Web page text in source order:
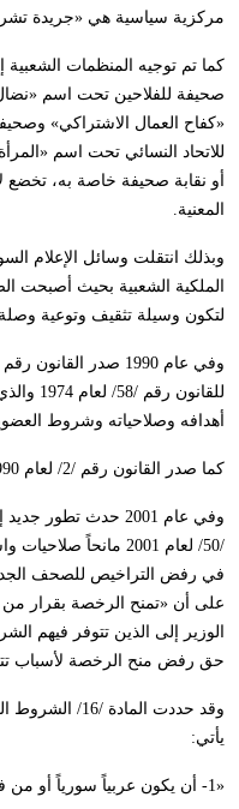
مركزية سياسية هي «جريدة
كما تم توجيه المنظمات
صحيفة للفلاحين تحت اسم
«كفاح العمال الاشتراكي»
للاتحاد النسائي تحت اسم
أو نقابة صحيفة خاصة به، تخضع
المعنية.
وبذلك انتقلت وسائل الإعلام
الملكية الشعبية بحيث أصبحت
لتكون وسيلة تثقيف وتوعية
أهدافه وصلاحياته وشروط
كما صدر القانون رقم /2/ لعام 1990 لينظم أصول تقاعد الصحفيين.
وفي عام 2001 حدث
/50/ لعام 2001 مانحاً
على أن «تمنح الرخصة بقرار
الوزير إلى الذين تتوفر فيهم
حق رفض منح الرخصة لأسباب
وقد حددت
يأتي:
«1- أن يكون عربياً سورياً أو من في حكمه منذ أكثر من خمس سنوات.